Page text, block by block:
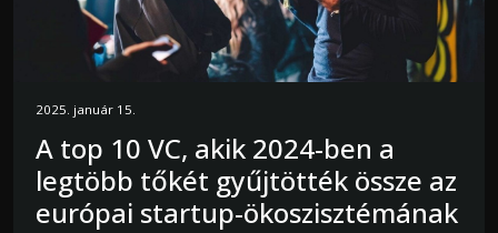
2025. január 15.
A top 10 VC, akik 2024-ben a
legtöbb tőkét gyűjtötték össze az
európai startup-ökoszisztémának